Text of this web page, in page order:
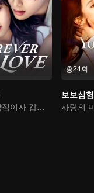
그녀는 약점이자 갑옷이다
총24회
보보심험